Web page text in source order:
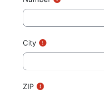
City
ZIP